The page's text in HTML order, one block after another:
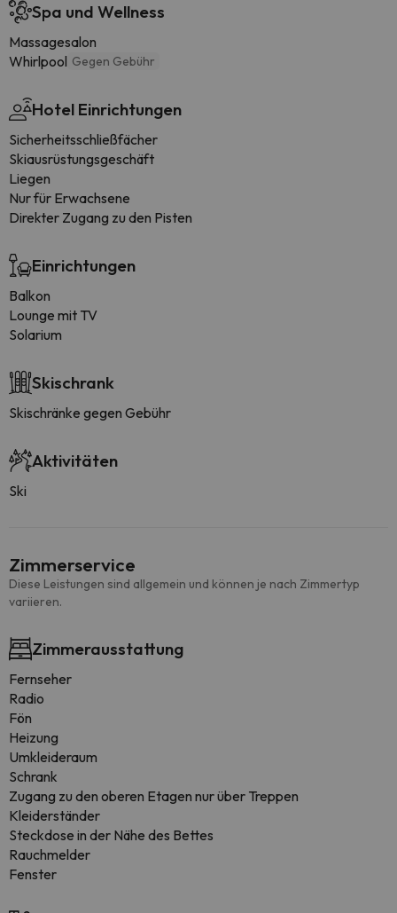
Spa und Wellness
Massagesalon
Whirlpool Gegen Gebühr
Hotel Einrichtungen
Sicherheitsschließfächer
Skiausrüstungsgeschäft
Liegen
Nur für Erwachsene
Direkter Zugang zu den Pisten
Einrichtungen
Balkon
Lounge mit TV
Solarium
Skischrank
Skischränke gegen Gebühr
Aktivitäten
Ski
Zimmerservice
Diese Leistungen sind allgemein und können je nach Zimmertyp
variieren.
Zimmerausstattung
Fernseher
Radio
Fön
Heizung
Umkleideraum
Schrank
Zugang zu den oberen Etagen nur über Treppen
Kleiderständer
Steckdose in der Nähe des Bettes
Rauchmelder
Fenster